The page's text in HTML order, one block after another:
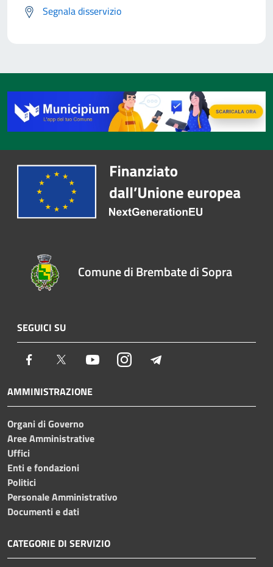
Segnala disservizio
Comune di Brembate di Sopra
SEGUICI SU
Facebook Twitter YoutubeInstagram
AMMINISTRAZIONE
Organi di Governo
Aree Amministrative
Uffici
Enti e fondazioni
Politici
Personale Amministrativo
Documenti e dati
CATEGORIE DI SERVIZIO